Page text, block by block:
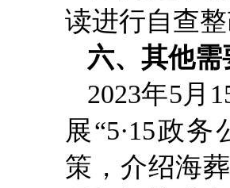
读进行自查
六、其他
2023年5月
展“5·15政
策，介绍海